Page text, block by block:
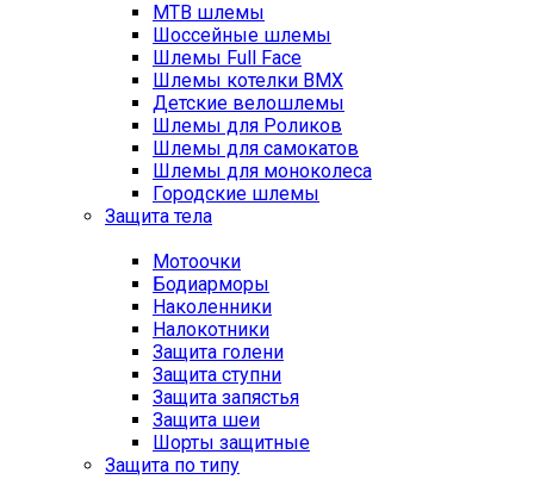
MTB шлемы
Шоссейные шлемы
Шлемы Full Face
Шлемы котелки BMX
Детские велошлемы
Шлемы для Роликов
Шлемы для самокатов
Шлемы для моноколеса
Городские шлемы
Защита тела
Мотоочки
Бодиарморы
Наколенники
Налокотники
Защита голени
Защита ступни
Защита запястья
Защита шеи
Шорты защитные
Защита по типу